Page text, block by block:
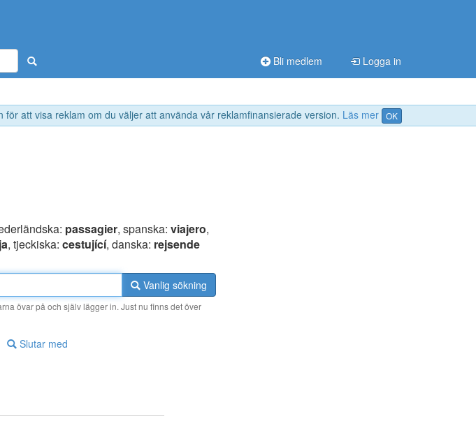
att visa reklam om du väljer att använda vår reklamfinansierade version. Läs mer OK
Bli medlem Logga in
passagier, spanska: viajero,
, tjeckiska: cestující, danska: rejsende
Vanlig sökning
övar på och själv lägger in. Just nu finns det över
Slutar med